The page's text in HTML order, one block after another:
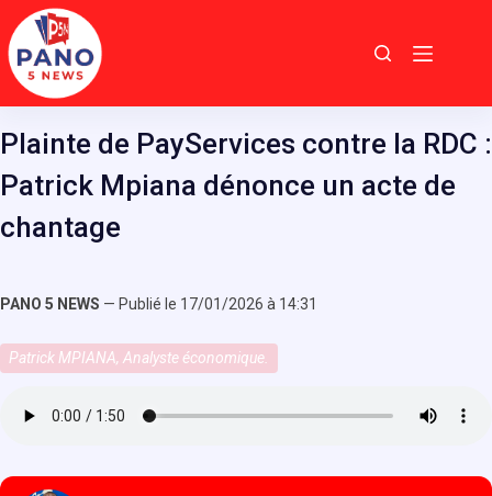
Passer
au
contenu
Plainte de PayServices contre la RDC :
Patrick Mpiana dénonce un acte de
chantage
PANO 5 NEWS — Publié le 17/01/2026 à 14:31
Patrick MPIANA, Analyste économique.